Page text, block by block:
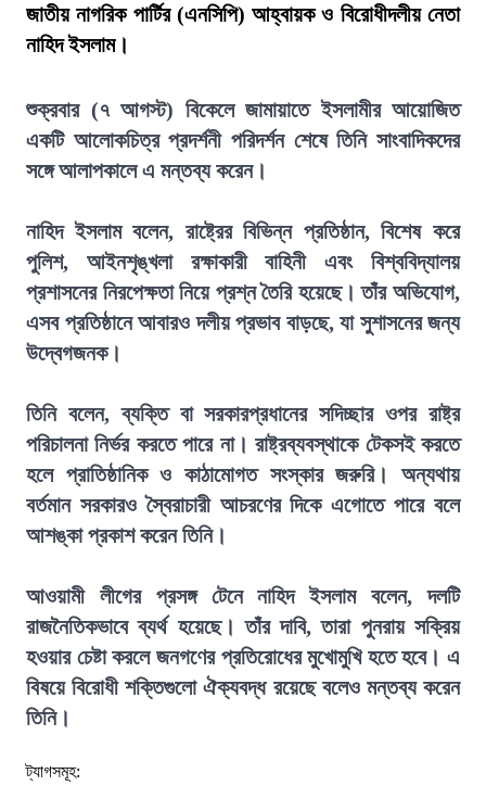
জাতীয় নাগরিক পার্টির (এনসিপি) আহ্বায়ক ও বিরোধীদলীয় নেতা
নাহিদ ইসলাম।
শুক্রবার (৭ আগস্ট) বিকেলে জামায়াতে ইসলামীর আয়োজিত
একটি আলোকচিত্র প্রদর্শনী পরিদর্শন শেষে তিনি সাংবাদিকদের
সঙ্গে আলাপকালে এ মন্তব্য করেন।
নাহিদ ইসলাম বলেন, রাষ্ট্রের বিভিন্ন প্রতিষ্ঠান, বিশেষ করে
পুলিশ, আইনশৃঙ্খলা রক্ষাকারী বাহিনী এবং বিশ্ববিদ্যালয়
প্রশাসনের নিরপেক্ষতা নিয়ে প্রশ্ন তৈরি হয়েছে। তাঁর অভিযোগ,
এসব প্রতিষ্ঠানে আবারও দলীয় প্রভাব বাড়ছে, যা সুশাসনের জন্য
উদ্বেগজনক।
তিনি বলেন, ব্যক্তি বা সরকারপ্রধানের সদিচ্ছার ওপর রাষ্ট্র
পরিচালনা নির্ভর করতে পারে না। রাষ্ট্রব্যবস্থাকে টেকসই করতে
হলে প্রাতিষ্ঠানিক ও কাঠামোগত সংস্কার জরুরি। অন্যথায়
বর্তমান সরকারও স্বৈরাচারী আচরণের দিকে এগোতে পারে বলে
আশঙ্কা প্রকাশ করেন তিনি।
আওয়ামী লীগের প্রসঙ্গ টেনে নাহিদ ইসলাম বলেন, দলটি
রাজনৈতিকভাবে ব্যর্থ হয়েছে। তাঁর দাবি, তারা পুনরায় সক্রিয়
হওয়ার চেষ্টা করলে জনগণের প্রতিরোধের মুখোমুখি হতে হবে। এ
বিষয়ে বিরোধী শক্তিগুলো ঐক্যবদ্ধ রয়েছে বলেও মন্তব্য করেন
তিনি।
ট্যাগসমূহ: